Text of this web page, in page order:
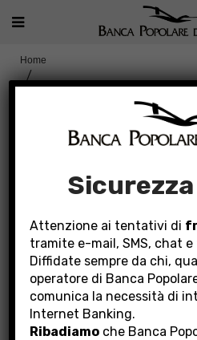
Home
“BUY BACK BPLAJ” PRESSO LE
MEZZI
OPERAZIONE
BPLAJ”
FILIALI DELLA
Attenzione ai tentativi di
tramite e-mail, SMS, chat
Diffidate sempre da chi,
operatore di Banca
comunica la necessità di
Internet Banking.
Ribadiamo che Banca